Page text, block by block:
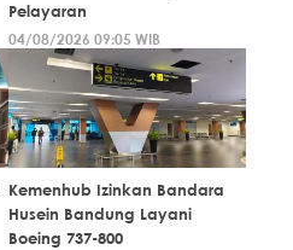
Pelayaran
04/08/2026 09:05 WIB
Kemenhub Izinkan Bandara
Husein Bandung Layani
Boeing 737-800